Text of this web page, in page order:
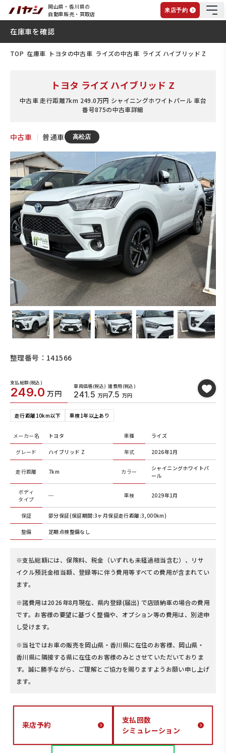
岡山県・香川県の
自動車販売・買取店
来店予約
在庫車を確認
TOP 在庫車 トヨタの中古車 ライズの中古車 ライズ ハイブリッド Z
トヨタ ライズ ハイブリッド Z
中古車 走行距離7km 249.0万円 シャイニングホワイトパール 車台
番号875の中古車詳細
中古車 ｜ 普通車 高松店
整理番号：141566
支払総額(税込)
249.0 万円
車両価格(税込)
241.5 万円
諸費用(税込)
7.5 万円
走行距離10km以下 車検1年以上あり
メーカー名 トヨタ 車種 ライズ
グレード ハイブリッド Z 年式 2026年1月
走行距離 7km カラー
シャイニングホワイトパ
ール
ボディ
タイプ
─ 車検 2029年1月
保証 部分保証(保証期間:3ヶ月保証走行距離:3,000km)
整備 定期点検整備なし
※支払総額には、保険料、税金（いずれも未経過相当含む）、リサ
イクル預託金相当額、登録等に伴う費用等すべての費用が含まれてい
ます。
※諸費用は2026年8月現在、県内登録(届出) で店頭納車の場合の費用
です。お客様の要望に基づく整備や、オプション等の費用は、別途申
し受けます。
※当社ではお車の販売を岡山県・香川県に在住のお客様、岡山県・
香川県に隣接する県に在住のお客様のみとさせていただいておりま
す。誠に勝手ながら、ご理解とご協力を賜りますようお願い申し上げ
ます。
来店予約
支払回数
シミュレーション